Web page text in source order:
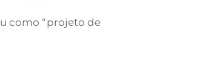
como “projeto de